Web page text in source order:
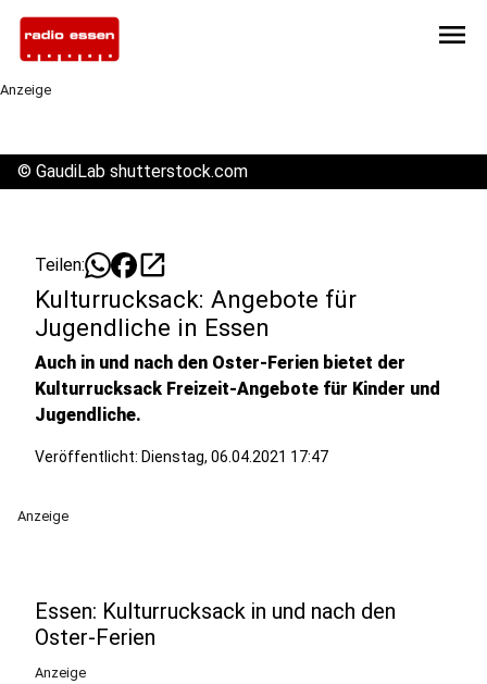
menu
Anzeige
© GaudiLab shutterstock.com
Teilen: open_in_new
Kulturrucksack: Angebote für
Jugendliche in Essen
Auch in und nach den Oster-Ferien bietet der
Kulturrucksack Freizeit-Angebote für Kinder und
Jugendliche.
Veröffentlicht: Dienstag, 06.04.2021 17:47
Anzeige
Essen: Kulturrucksack in und nach den
Oster-Ferien
Anzeige